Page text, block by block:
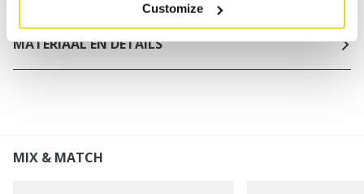
Customize
MATERIAAL EN DETAILS
MIX & MATCH